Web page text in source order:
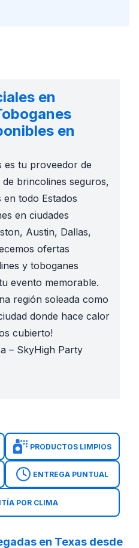
en
en
es tu proveedor de
brincolines seguros,
en todo Estados
en ciudades
Austin, Dallas,
ofertas
y toboganes
evento memorable.
región soleada como
donde hace calor
cubierto!
– SkyHigh Party
limpios y divertidos para
tu fecha de evento y
PRODUCTOS LIMPIOS
ENTREGA PUNTUAL
POR CLIMA
en Texas desde